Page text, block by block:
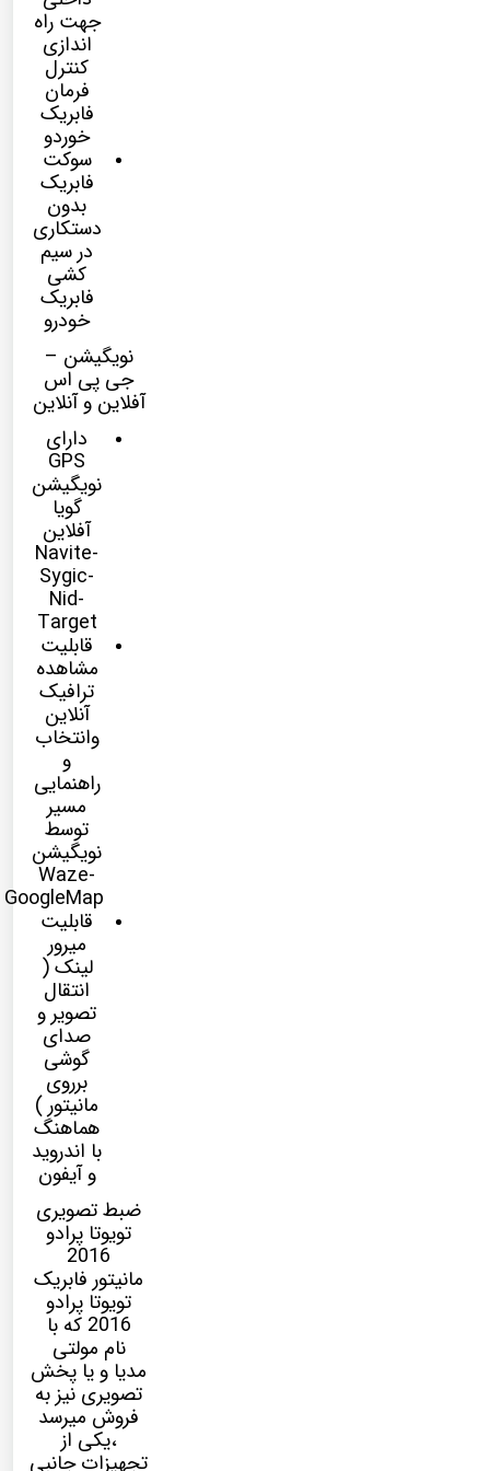
جهت راه
اندازی
کنترل
فرمان
فابریک
خوردو
سوکت
فابریک
بدون
دستکاری
در سیم
کشی
فابریک
خودرو
نویگیشن –
جی پی اس
آفلاین و آنلاین
دارای
GPS
نویگیشن
گویا
آفلاین
Navite-
Sygic-
Nid-
Target
قابلیت
مشاهده
ترافیک
آنلاین
وانتخاب
و
راهنمایی
مسیر
توسط
نویگیشن
Waze-
GoogleMap
قابلیت
میرور
لینک (
انتقال
تصویر و
صدای
گوشی
برروی
مانیتور )
هماهنگ
با اندروید
و آیفون
ضبط تصویری
تویوتا پرادو
2016
مانیتور فابریک
تویوتا پرادو
2016 که با
نام مولتی
مدیا و یا پخش
تصویری نیز به
فروش میرسد
،یکی از
تجهیزات جانبی